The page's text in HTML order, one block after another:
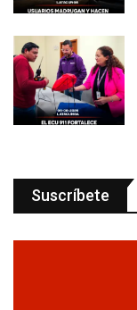
Suscríbete